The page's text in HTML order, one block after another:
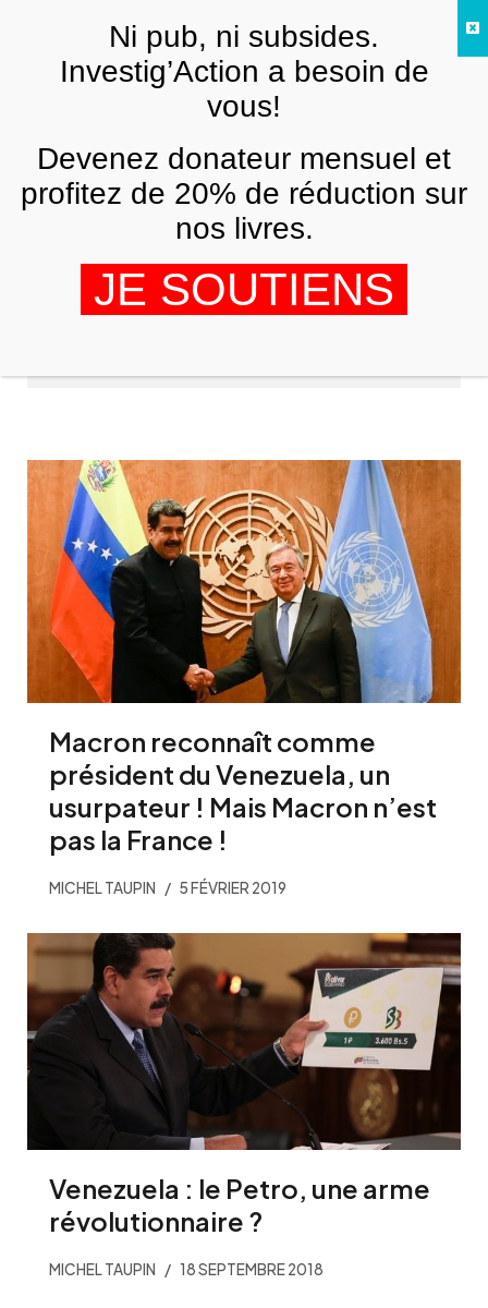
Michel Taupin
Macron reconnaît comme
président du Venezuela, un
usurpateur ! Mais Macron n’est
pas la France !
MICHEL TAUPIN 5 FÉVRIER 2019
Venezuela : le Petro, une arme
révolutionnaire ?
MICHEL TAUPIN 18 SEPTEMBRE 2018
FRNi pub, ni subsides.
Investig’Action a besoin de
vous!
Devenez donateur mensuel et
profitez de 20% de réduction sur
nos livres.
JE SOUTIENS